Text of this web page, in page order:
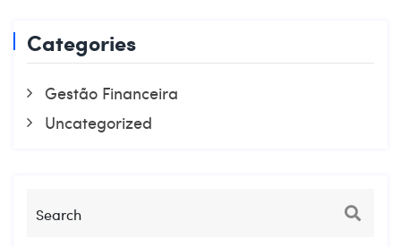
Categories
Gestão Financeira
Uncategorized